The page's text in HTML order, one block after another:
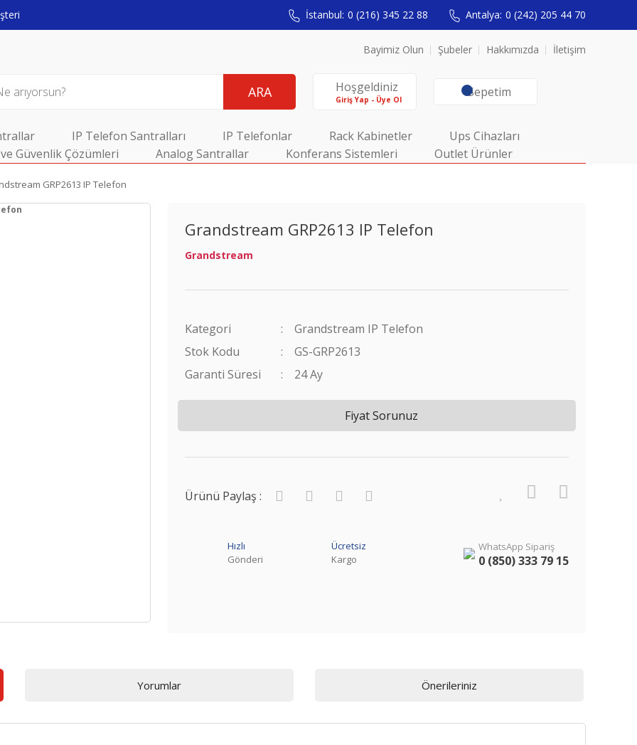
İstanbul: 0 (216) 345 22 88 Antalya: 0 (242) 205 44 70
Bayimiz Olun Şubeler Hakkımızda İletişim
ARA Hoşgeldiniz
Giriş Yap - Üye Ol Sepetim
IP Telefon Santralları IP Telefonlar Rack Kabinetler
Ups Cihazları
Güvenlik Çözümleri
Analog Santrallar Konferans Sistemleri Outlet Ürünler
GRP2613 IP Telefon
Grandstream GRP2613 IP Telefon
Grandstream
Kategori
Grandstream IP Telefon
Stok Kodu
GS-GRP2613
Garanti Süresi
24 Ay
Fiyat Sorunuz
Ürünü Paylaş :
Hızlı
Gönderi
Ücretsiz
Kargo
WhatsApp Sipariş
0 (850) 333 79 15
Yorumlar Önerileriniz